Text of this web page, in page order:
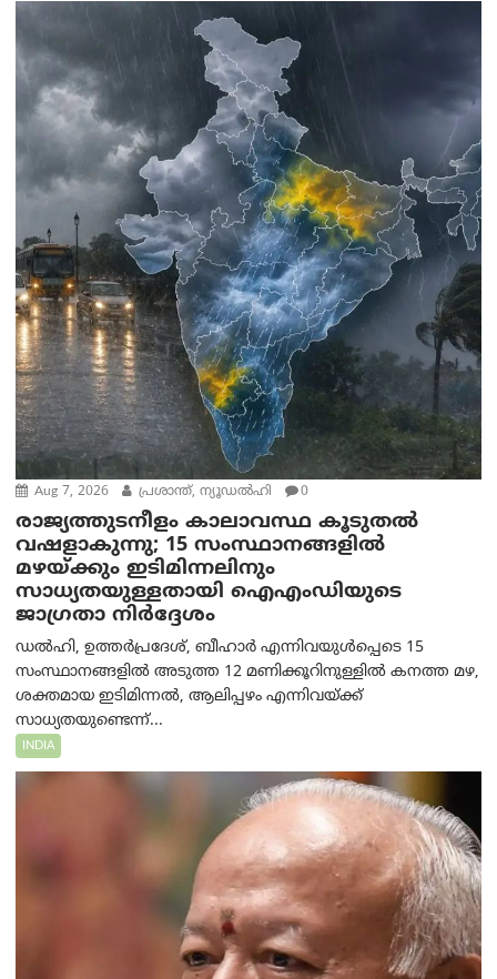
Aug 7, 2026 പ്രശാന്ത്, ന്യൂഡല്‍ഹി 0
രാജ്യത്തുടനീളം കാലാവസ്ഥ കൂടുതൽ
വഷളാകുന്നു; 15 സംസ്ഥാനങ്ങളിൽ
മഴയ്ക്കും ഇടിമിന്നലിനും
സാധ്യതയുള്ളതായി ഐഎംഡിയുടെ
ജാഗ്രതാ നിർദ്ദേശം
ഡൽഹി, ഉത്തർപ്രദേശ്, ബീഹാർ എന്നിവയുൾപ്പെടെ 15
സംസ്ഥാനങ്ങളിൽ അടുത്ത 12 മണിക്കൂറിനുള്ളിൽ കനത്ത മഴ,
ശക്തമായ ഇടിമിന്നൽ, ആലിപ്പഴം എന്നിവയ്ക്ക്
സാധ്യതയുണ്ടെന്ന്...
INDIA